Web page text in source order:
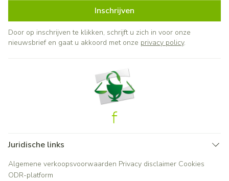
Inschrijven
Door op inschrijven te klikken, schrijft u zich in voor onze
nieuwsbrief en gaat u akkoord met onze privacy policy.
Juridische links
Algemene verkoopsvoorwaarden Privacy disclaimer Cookies
ODR-platform